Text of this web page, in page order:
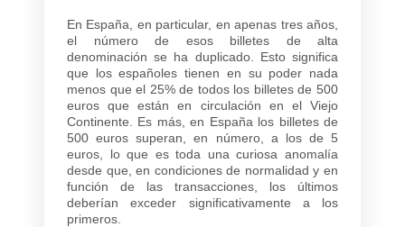
En España, en particular, en apenas tres años,
el número de esos billetes de alta
denominación se ha duplicado. Esto significa
que los españoles tienen en su poder nada
menos que el 25% de todos los billetes de 500
euros que están en circulación en el Viejo
Continente. Es más, en España los billetes de
500 euros superan, en número, a los de 5
euros, lo que es toda una curiosa anomalía
desde que, en condiciones de normalidad y en
función de las transacciones, los últimos
deberían exceder significativamente a los
primeros.